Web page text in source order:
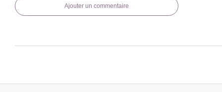
Ajouter un commentaire